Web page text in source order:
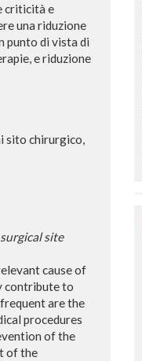
criticità e
una riduzione
punto di vista di
e riduzione
sito chirurgico,
site
cause of
contribute to
are the
procedures
of the
of the